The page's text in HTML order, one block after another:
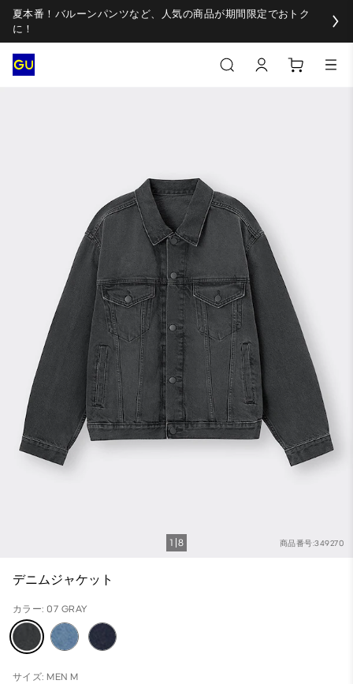
夏本番！バルーンパンツなど、人気の商品が期間限定でおトク
に！
商品番号:349270
1 8
デニムジャケット
カラー: 07 GRAY
サイズ: MEN M